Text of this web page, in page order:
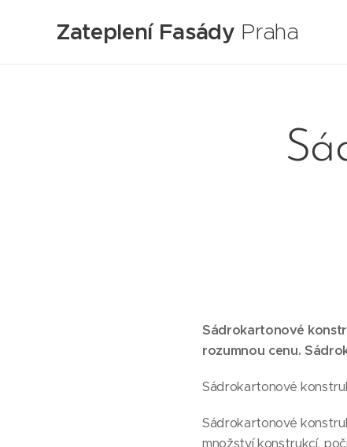
Zateplení Fasády Praha
Sádrokartonové
rozumnou cenu.
Sádrokartonové
Sádrokartonové
množství konstrukcí,